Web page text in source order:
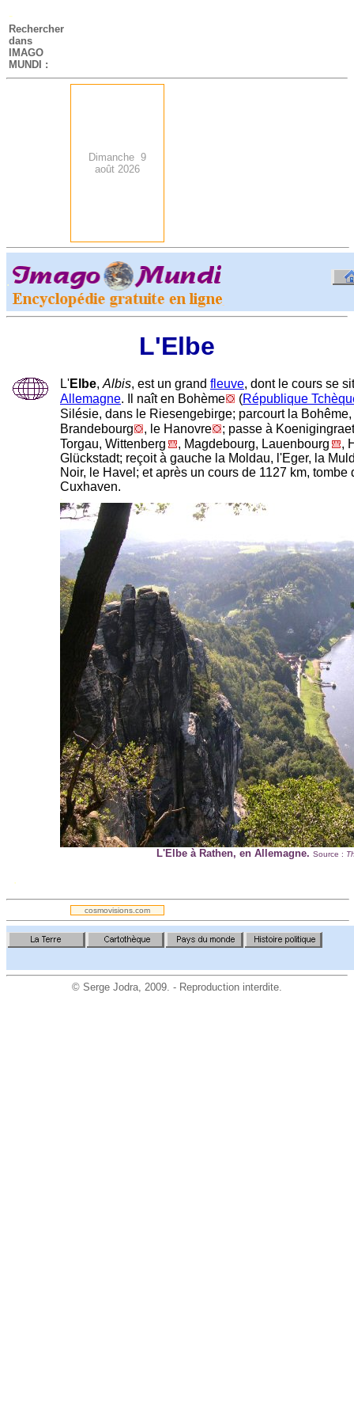
-
Rechercher
dans
IMAGO
MUNDI :
Dimanche 9
août 2026
.
-
L'Elbe
L'Elbe, Albis, est un grand fleuve, dont le cours se
Allemagne. Il naît en Bohème (République
Silésie, dans le Riesengebirge; parcourt la
Brandebourg
, le Hanovre
; passe à
Torgau, Wittenberg
, Magdebourg, Lauenbourg
,
Glückstadt; reçoit à gauche la Moldau, l'Eger, la
Noir, le Havel; et après un cours de 1127 km,
Cuxhaven.
-
L'Elbe à Rathen, en Allemagne. Source :
.
cosmovisions.com
© Serge Jodra, 2009. - Reproduction interdite.